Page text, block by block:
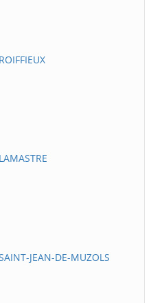
JEAN-DE-MUZOLS